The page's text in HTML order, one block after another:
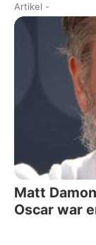
Artikel -
Matt
Oscar war